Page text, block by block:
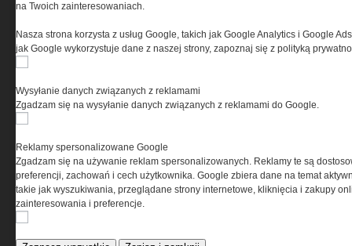
Korzystanie z witryny bez zmiany ustawień dotyczących
urządzeniu końcowym. W każdym momencie możesz
dokonać zmiany ustawień przeglądarki dotyczących
prywatnościorazinformacją o cookies
rozpowszechnianie artykułów zabronione. Korzystanie z serwisu i
na Twoich zainteresowaniach.
Nasza strona korzysta z usług Google, takich jak Google Analytics i Google
jak Google wykorzystuje dane z naszej strony, zapoznaj się z polityką
Wysyłanie danych związanych z reklamami
Zgadzam się na wysyłanie danych związanych z reklamami do Google.
Reklamy spersonalizowane Google
Zgadzam się na używanie reklam spersonalizowanych. Reklamy te są
preferencji, zachowań i cech użytkownika. Google zbiera dane na temat
takie jak wyszukiwania, przeglądane strony internetowe, kliknięcia i zakupy
zainteresowania i preferencje.